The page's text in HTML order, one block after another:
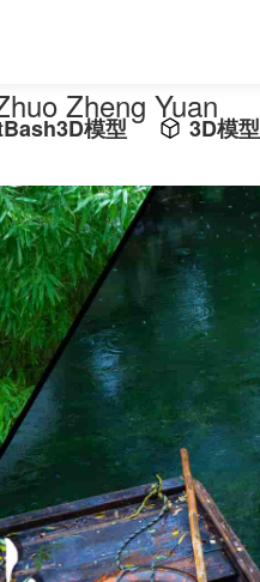
模型 3D模型
Zheng Yuan